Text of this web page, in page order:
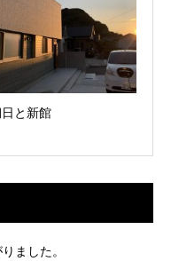
と新館
ました。